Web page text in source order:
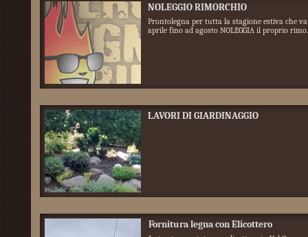
NOLEGGIO RIMORCHIO
Prontolegna per tutta la stagione estiva che
aprile fino ad agosto NOLEGGIA il proprio
LAVORI DI GIARDINAGGIO
Fornitura legna con Elicottero